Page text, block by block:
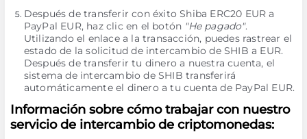
Después de transferir con éxito Shiba ERC20 EUR a
PayPal EUR, haz clic en el botón "He pagado".
Utilizando el enlace a la transacción, puedes rastrear el
estado de la solicitud de intercambio de SHIB a EUR.
Después de transferir tu dinero a nuestra cuenta, el
sistema de intercambio de SHIB transferirá
automáticamente el dinero a tu cuenta de PayPal EUR.
Información sobre cómo trabajar con nuestro
servicio de intercambio de criptomonedas: